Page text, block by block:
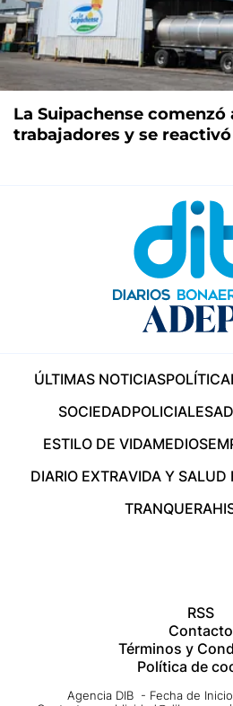
La Suipachense
trabajadores y se
ÚLTIMAS NOTICIASPOLÍTICA
SOCIEDADPOLICIALES
ESTILO DE VIDAMEDIOS
DIARIO EXTRAVIDA Y SALUD
TRANQUERA
RSS
Contacto
Términos y
Política de
Agencia DIB - Fecha de